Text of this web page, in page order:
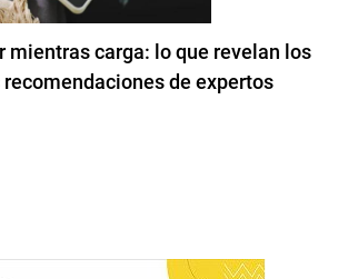
mientras carga: lo que revelan los
de expertos